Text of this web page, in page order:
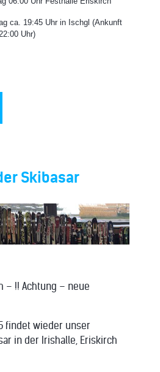
ca. 19:45 Uhr in Ischgl (Ankunft
Uhr)
Skibasar
– !! Achtung – neue
findet wieder unser
in der Irishalle, Eriskirch